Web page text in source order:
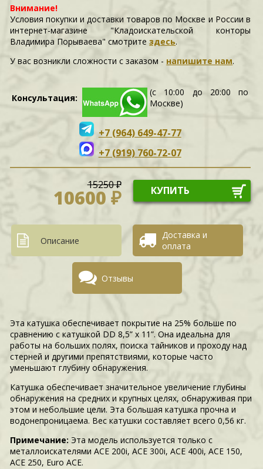
Внимание!
Условия покупки и доставки товаров по Москве и России в
интернет-магазине "Кладоискательской конторы
Владимира Порываева" смотритездесь.
У вас возникли сложности c заказом - напишите нам.
Консультация:
(с 10:00 до 20:00 по
Москве)
+7 (964) 649-47-77
+7 (919) 760-72-07
15250 ₽
10600 ₽ КУПИТЬ
Описание
Доставка и
оплата
Отзывы
Эта катушка обеспечивает покрытие на 25% больше по
сравнению с катушкой DD 8,5” x 11”. Она идеальна для
работы на больших полях, поиска тайников и проходу над
стерней и другими препятствиями, которые часто
уменьшают глубину обнаружения.
Катушка обеспечивает значительное увеличение глубины
обнаружения на средних и крупных целях, обнаруживая при
этом и небольшие цели. Эта большая катушка прочна и
водонепроницаема. Вес катушки составляет всего 0,56 кг.
Примечание: Эта модель используется только с
металлоискателями ACE 200i, ACE 300i, ACE 400i, ACE 150,
ACE 250, Euro ACE.